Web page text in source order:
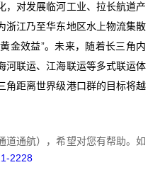
，对发展临河工业、拉长航道产
浙江乃至华东地区水上物流集散
金效益”。未来，随着长三角内
河联运、江海联运等多式联运体
角距离世界级港口群的目标将越
道通航），希望对您有帮助。如
2228